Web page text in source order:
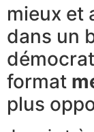
mieux et
dans un
format
plus